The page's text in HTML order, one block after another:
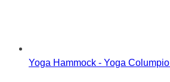
Yoga Hammock - Yoga Columpio